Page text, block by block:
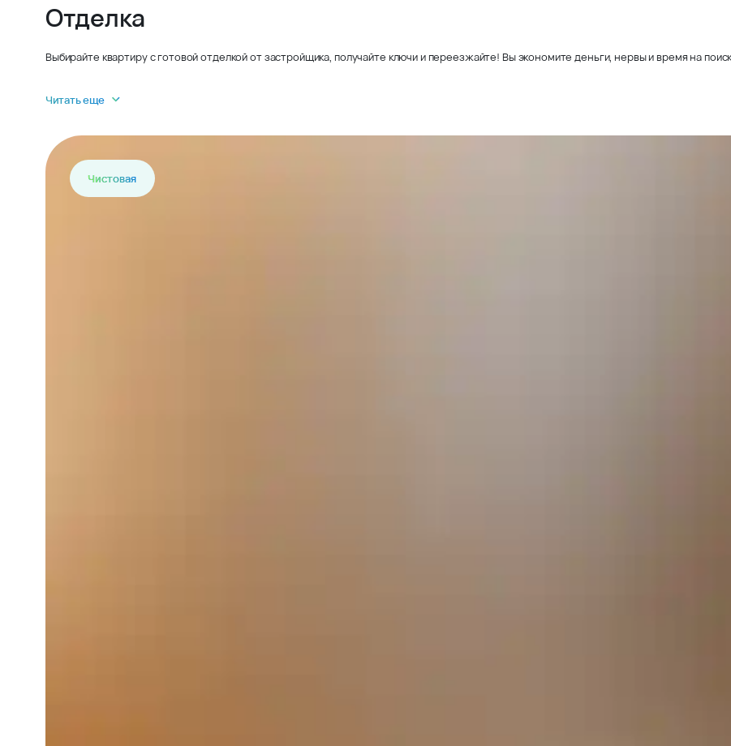
Отделка
Выбирайте квартиру с готовой отделкой от застройщика, получайте ключи и переезжайте! Вы экономите деньги, нервы и время на
Читать еще
Чистовая